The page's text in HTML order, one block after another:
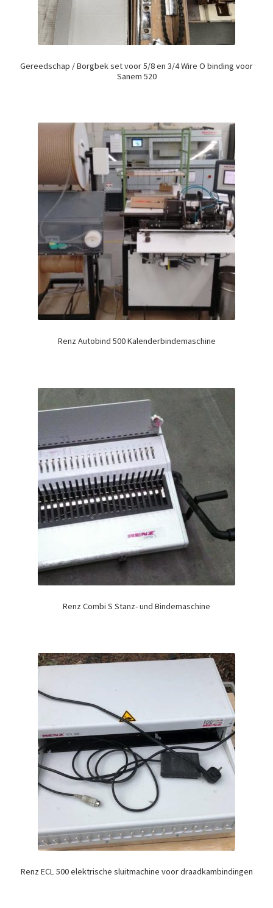
Gereedschap / Borgbek set voor 5/8 en 3/4 Wire O binding voor
Sanem 520
Renz Autobind 500 Kalenderbindemaschine
Renz Combi S Stanz- und Bindemaschine
Renz ECL 500 elektrische sluitmachine voor draadkambindingen